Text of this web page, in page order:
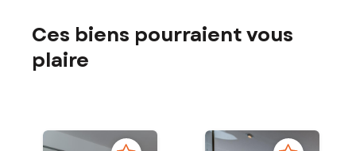
Ces biens pourraient vous
plaire